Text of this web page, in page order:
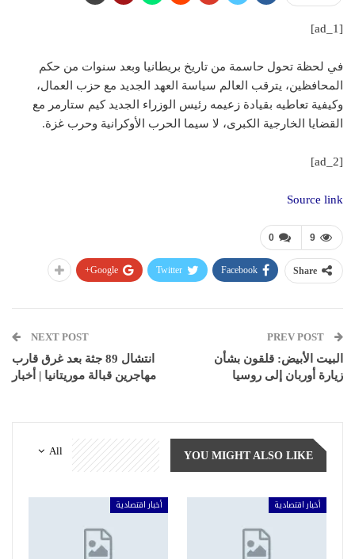
[ad_1]
في لحظة تحول حاسمة من تاريخ بريطانيا وبعد سنوات من حكم
المحافظين، يترقب العالم سياسة العهد الجديد مع حزب العمال،
وكيفية تعاطيه بقيادة زعيمه رئيس الوزراء الجديد كيم ستارمر مع
القضايا الخارجية الكبرى، لا سيما الحرب الأوكرانية وحرب غزة.
[ad_2]
Source link
0 9
Share
Facebook
Twitter
Google+
البيت الأبيض: قلقون بشأن
زيارة أوربان إلى روسيا
NEXT POST
انتشال 89 جثة بعد غرق قارب
مهاجرين قبالة موريتانيا | أخبار
All YOU MIGHT ALSO LIKE
أخبار اقتصادية أخبار اقتصادية